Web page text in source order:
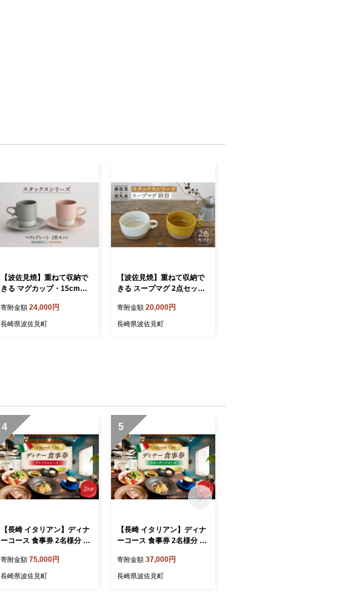
【波佐見焼】重ねて収納で
きる マグカップ・15cmプ
ンク×ライトグレー Stacks
【藍染窯】 [JC05]
寄附金額 24,000円
長崎県波佐見町
【波佐見焼】重ねて収納で
きる スープマグ 2点セット
砂岩 【藍染窯】 スタッキン
寄附金額 20,000円
長崎県波佐見町
4
【長崎 イタリアン】ディナ
ーコース 食事券 2名様分 プ
da Casa】 [IG16]
寄附金額 75,000円
長崎県波佐見町
5
【長崎 イタリアン】ディナ
ーコース 食事券 2名様分 ス
onda Casa】 [IG15]
寄附金額 37,000円
長崎県波佐見町